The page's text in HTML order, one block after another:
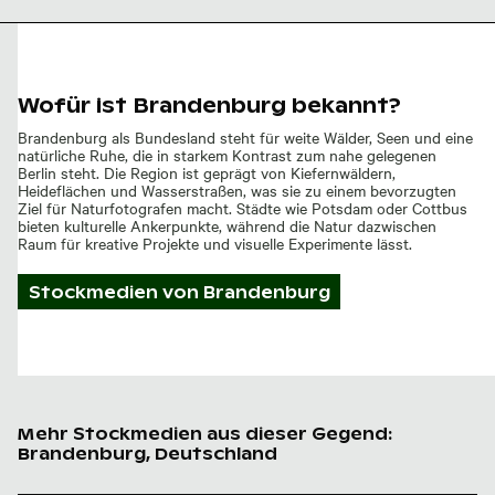
Wofür ist Brandenburg bekannt?
Brandenburg als Bundesland steht für weite Wälder, Seen und eine
natürliche Ruhe, die in starkem Kontrast zum nahe gelegenen
Berlin steht. Die Region ist geprägt von Kiefernwäldern,
Heideflächen und Wasserstraßen, was sie zu einem bevorzugten
Ziel für Naturfotografen macht. Städte wie Potsdam oder Cottbus
bieten kulturelle Ankerpunkte, während die Natur dazwischen
Raum für kreative Projekte und visuelle Experimente lässt.
Stockmedien von Brandenburg
Mehr Stockmedien aus dieser Gegend:
Brandenburg, Deutschland